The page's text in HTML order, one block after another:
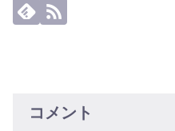
コメント